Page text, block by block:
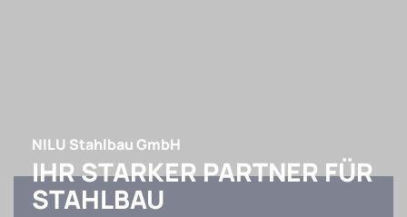
NILU Stahlbau GmbH
IHR STARKER PARTNER FÜR
STAHLBAU